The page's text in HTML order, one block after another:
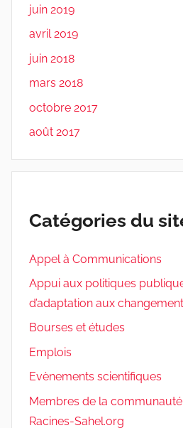
juin 2019
avril 2019
juin 2018
mars 2018
octobre 2017
août 2017
Catégories du
Appel à Communications
Appui aux politiques
d’adaptation aux
Bourses et études
Emplois
Evènements scientifiques
Membres de la
Racines-Sahel.org